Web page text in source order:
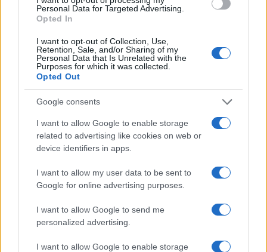
Personal Data for Targeted Advertising.
Opted In
I want to opt-out of Collection, Use,
Retention, Sale, and/or Sharing of my
Personal Data that Is Unrelated with the
Purposes for which it was collected.
Opted Out
Google consents
I want to allow Google to enable storage
related to advertising like cookies on web or
device identifiers in apps.
I want to allow my user data to be sent to
Google for online advertising purposes.
I want to allow Google to send me
personalized advertising.
I want to allow Google to enable storage
mult decât poate mintea să înțeleagă
Taxi și Lora lansează „Cât pot eu să te iert", o piesă
cu un mesaj puternic despre iubirea adevărată,
despre acceptarea care învinge orice...
Citește mai mult